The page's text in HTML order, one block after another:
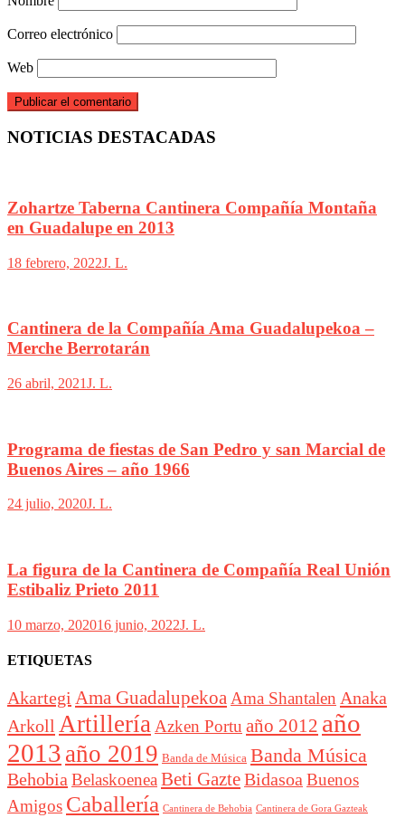
Correo electrónico
Web
NOTICIAS DESTACADAS
Zohartze Taberna Cantinera Compañía Montaña
en Guadalupe en 2013
18 febrero, 2022J. L.
Cantinera de la Compañía Ama Guadalupekoa –
Merche Berrotarán
26 abril, 2021J. L.
Programa de fiestas de San Pedro y san Marcial de
Buenos Aires – año 1966
24 julio, 2020J. L.
La figura de la Cantinera de Compañía Real Unión
Estibaliz Prieto 2011
10 marzo, 202016 junio, 2022J. L.
ETIQUETAS
Akartegi Ama GuadalupekoaAma Shantalen Anaka
Arkoll ArtilleríaAzken Portu año 2012 año
2013 año 2019 Banda de Música Banda Música
BehobiaBelaskoeneaBeti GazteBidasoaBuenos
Amigos Caballería Cantinera de Behobia Cantinera de Gora Gazteak